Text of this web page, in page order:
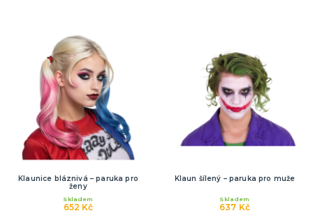
Klaunice bláznivá – paruka pro
ženy
652 Kč
Skladem
Klaun šílený – paruka pro muže
637 Kč
Skladem